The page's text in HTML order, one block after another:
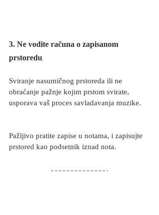
3. Ne vodite računa o zapisanom
prstoredu
Sviranje nasumičnog prstoreda ili ne
obraćanje pažnje kojim prstom svirate,
usporava vaš proces savladavanja muzike.
Pažljivo pratite zapise u notama, i zapisujte
prstored kao podsetnik iznad nota.